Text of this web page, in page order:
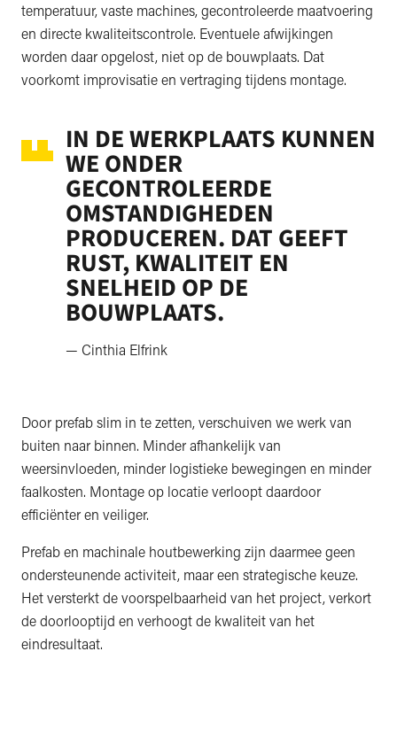
temperatuur, vaste machines, gecontroleerde maatvoering
en directe kwaliteitscontrole. Eventuele afwijkingen
worden daar opgelost, niet op de bouwplaats. Dat
voorkomt improvisatie en vertraging tijdens montage.
IN DE WERKPLAATS KUNNEN
WE ONDER
GECONTROLEERDE
OMSTANDIGHEDEN
PRODUCEREN. DAT GEEFT
RUST, KWALITEIT EN
SNELHEID OP DE
BOUWPLAATS.
— Cinthia Elfrink
Door prefab slim in te zetten, verschuiven we werk van
buiten naar binnen. Minder afhankelijk van
weersinvloeden, minder logistieke bewegingen en minder
faalkosten. Montage op locatie verloopt daardoor
efficiënter en veiliger.
Prefab en machinale houtbewerking zijn daarmee geen
ondersteunende activiteit, maar een strategische keuze.
Het versterkt de voorspelbaarheid van het project, verkort
de doorlooptijd en verhoogt de kwaliteit van het
eindresultaat.